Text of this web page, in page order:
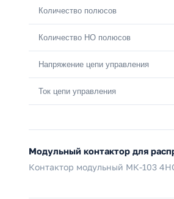
Количество полюсов
Количество НO полюсов
Напряжение цепи управления
Ток цепи управления
Модульный контактор для
Контактор модульный МК-103